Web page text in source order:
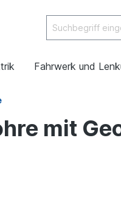
Fahrwerk und
mit